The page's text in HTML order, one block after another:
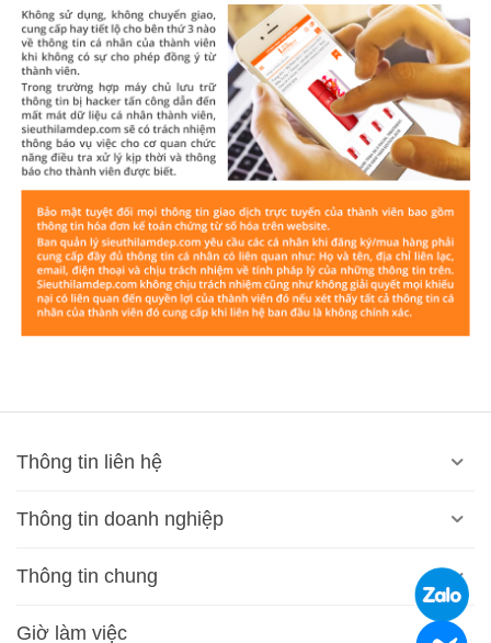
Thông tin liên hệ
Thông tin doanh nghiệp
Thông tin chung
Giờ làm việc